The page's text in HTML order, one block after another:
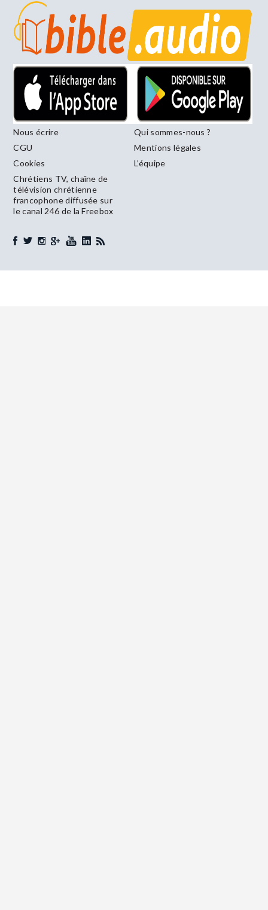
Nous écrire
Qui sommes-nous ?
CGU
Mentions légales
Cookies
L’équipe
Chrétiens TV, chaîne de
télévision chrétienne
francophone diffusée sur
le canal 246 de la Freebox